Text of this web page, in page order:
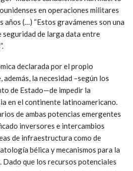
en operaciones militares
años (…) “Estos gravámenes son una
seguridad de larga data entre
declarada por el propio
la necesidad –según los
de Estado—de impedir la
en el continente latinoamericano.
de ambas potencias emergentes
inversores e intercambios
de infraestructura como de
bélica y mecanismos para la
que los recursos potenciales